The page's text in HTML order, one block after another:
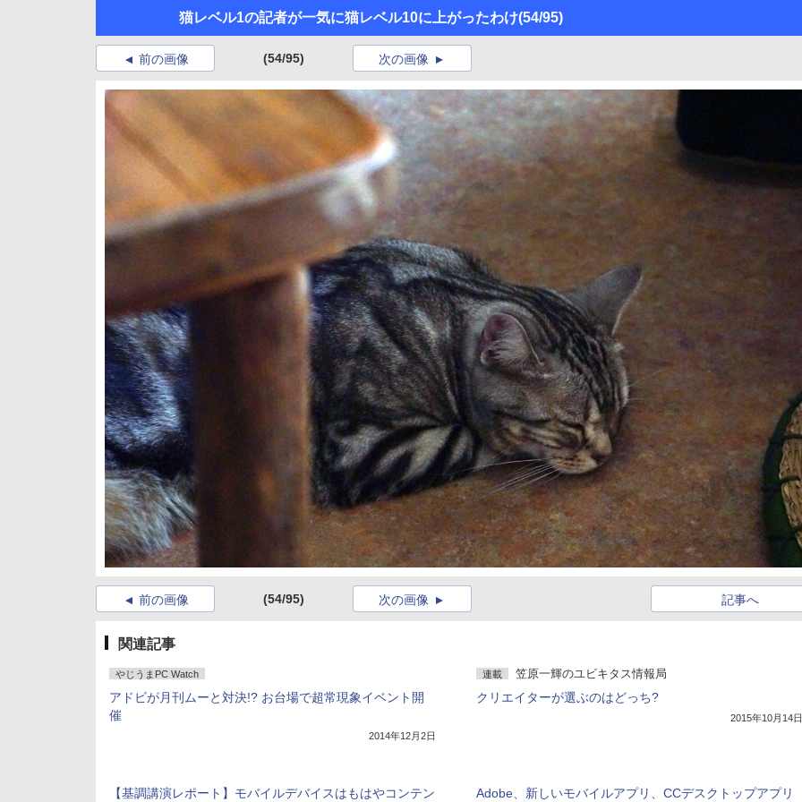
猫レベル1の記者が一気に猫レベル10に上がったわけ(54/95)
前の画像 (54/95) 次の画像
前の画像 (54/95) 記事へ
次の画像
関連記事
やじうまPC Watch
アドビが月刊ムーと対決!? お台場で超常現象イベント開
催
2014年12月2日
連載 笠原一輝のユビキタス情報局
クリエイターが選ぶのはどっち?
2015年10月14日
【基調講演レポート】モバイルデバイスはもはやコンテン Adobe、新しいモバイルアプリ、CCデスクトップアプリ